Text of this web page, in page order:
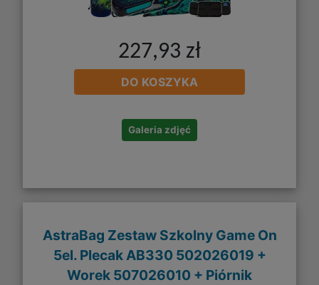
227,93 zł
DO KOSZYKA
Galeria zdjęć
AstraBag Zestaw Szkolny Game On
5el. Plecak AB330 502026019 +
Worek 507026010 + Piórnik